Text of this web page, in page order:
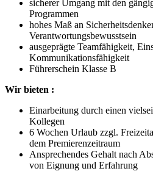
sicherer Umgang mit den
Programmen
hohes Maß an
Verantwortungsbewusstsein
ausgeprägte Teamfähigkeit,
Kommunikationsfähigkeit
Führerschein Klasse B
Wir bieten :
Einarbeitung durch einen
Kollegen
6 Wochen Urlaub zzgl.
dem Premierenzeitraum
Ansprechendes Gehalt nach
von Eignung und Erfahrung